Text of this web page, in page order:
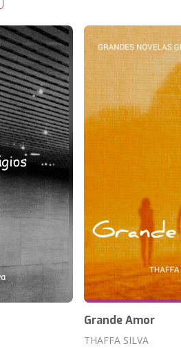
Grande Amor
THAFFA SILVA